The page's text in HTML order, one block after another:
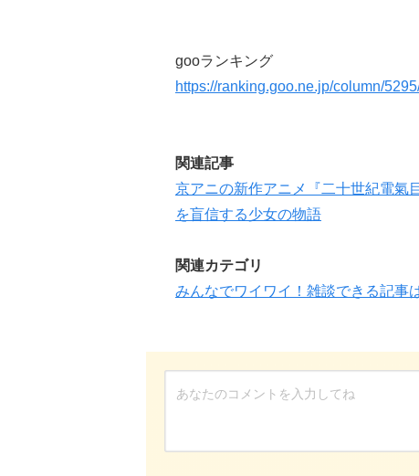
gooランキング
https://ranking.goo.ne.jp/column/
関連記事
京アニの新作アニメ『二十世紀電氣
を盲信する少女の物語
関連カテゴリ
みんなでワイワイ！雑談できる記事